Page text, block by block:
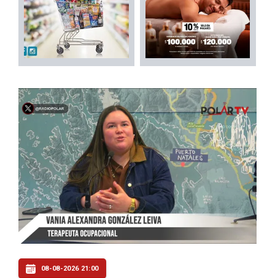
08-08-2026 21:00